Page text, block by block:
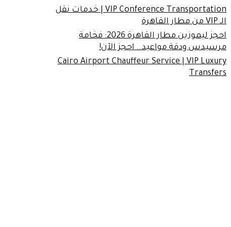
VIP Conference Transportation | خدمات نقل
الـ VIP من مطار القاهرة
احجز ليموزين مطار القاهرة 2026: فخامة
مرسيدس ودقة مواعيد.. احجز الآن!
Cairo Airport Chauffeur Service | VIP Luxury
Transfers